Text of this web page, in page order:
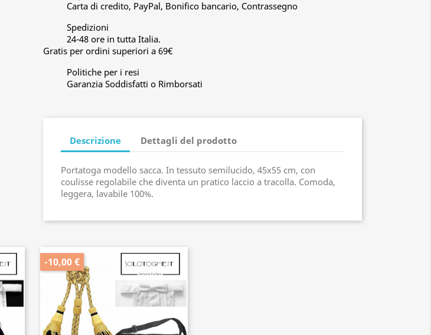
Carta di credito, PayPal, Bonifico bancario, Contrassegno
Spedizioni
24-48 ore in tutta Italia.
Gratis per ordini superiori a 69€
Politiche per i resi
Garanzia Soddisfatti o Rimborsati
Descrizione Dettagli del prodotto
Portatoga modello sacca. In tessuto semilucido, 45x55 cm, con
coulisse regolabile che diventa un pratico laccio a tracolla. Comoda,
leggera, lavabile 100%.
-10,00 €